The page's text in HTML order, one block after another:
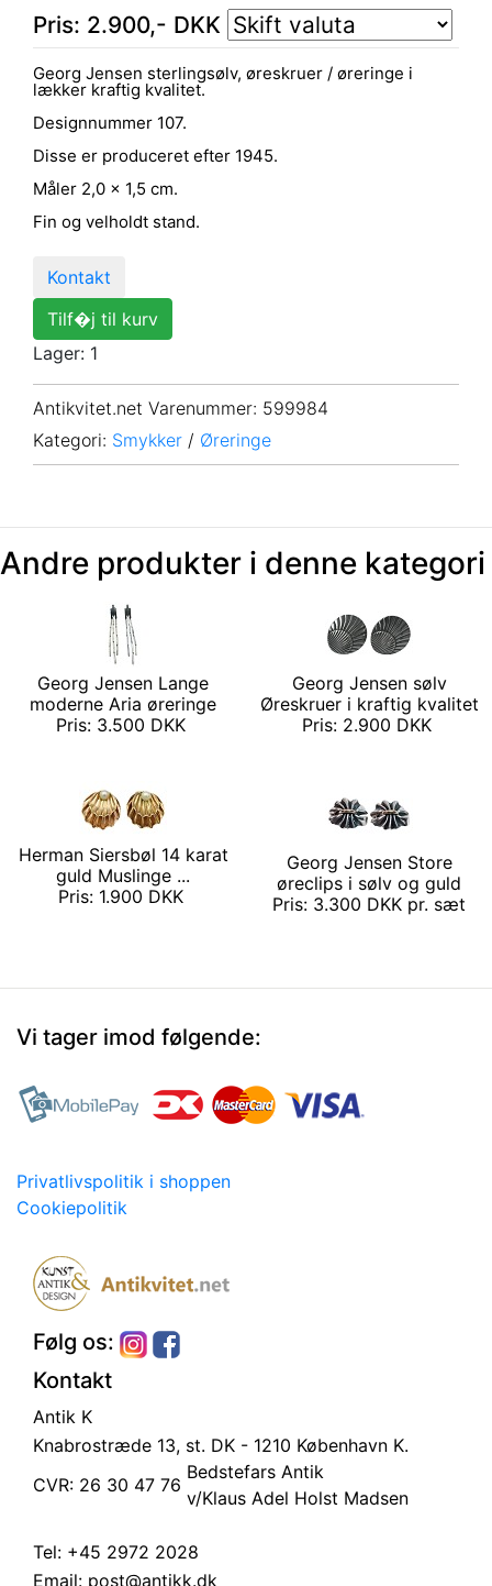
Pris: 2.900,- DKK
Georg Jensen sterlingsølv, øreskruer / øreringe i
lækker kraftig kvalitet.
Designnummer 107.
Disse er produceret efter 1945.
Måler 2,0 x 1,5 cm.
Fin og velholdt stand.
Kontakt
Tilf�j til kurv
Lager: 1
Antikvitet.net Varenummer: 599984
Kategori: Smykker / Øreringe
Andre produkter i denne kategori
Georg Jensen Lange
moderne Aria øreringe
Pris: 3.500 DKK
Georg Jensen sølv
Øreskruer i kraftig kvalitet
Pris: 2.900 DKK
Herman Siersbøl 14 karat
guld Muslinge ...
Pris: 1.900 DKK
Georg Jensen Store
øreclips i sølv og guld
Pris: 3.300 DKK pr. sæt
Vi tager imod følgende:
Privatlivspolitik i shoppen
Cookiepolitik
Følg os:
Kontakt
Antik K
Knabrostræde 13, st. DK - 1210 København K.
CVR: 26 30 47 76
Bedstefars Antik
v/Klaus Adel Holst Madsen
Tel: +45 2972 2028
Email: post@antikk.dk